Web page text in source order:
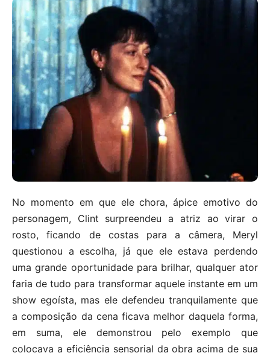
No momento em que ele chora, ápice emotivo do
personagem, Clint surpreendeu a atriz ao virar o
rosto, ficando de costas para a câmera, Meryl
questionou a escolha, já que ele estava perdendo
uma grande oportunidade para brilhar, qualquer ator
faria de tudo para transformar aquele instante em um
show egoísta, mas ele defendeu tranquilamente que
a composição da cena ficava melhor daquela forma,
em suma, ele demonstrou pelo exemplo que
colocava a eficiência sensorial da obra acima de sua